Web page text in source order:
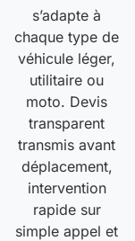
s’adapte à
chaque type de
véhicule léger,
utilitaire ou
moto. Devis
transparent
transmis avant
déplacement,
intervention
rapide sur
simple appel et